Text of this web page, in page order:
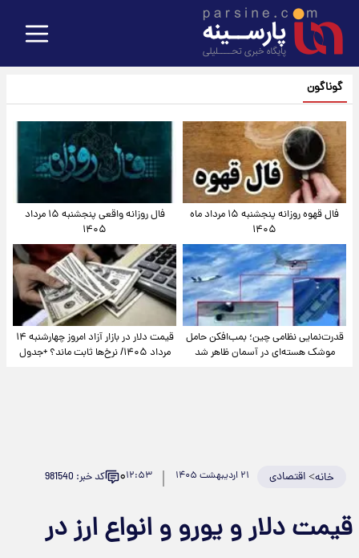
گوناگون
فال قهوه روزانه پنجشنبه ۱۵ مرداد ماه
۱۴۰۵
فال روزانه واقعی پنجشنبه ۱۵ مرداد
۱۴۰۵
قدرت‌نمایی نظامی چین؛ بمب‌افکن حامل
موشک هسته‌ای در آسمان ظاهر شد
قیمت دلار در بازار آزاد امروز چهارشنبه ۱۴
مرداد ۱۴۰۵/ نرخ‌ها ثابت ماند؟ +جدول
خانه>اقتصادی ۲۱ اردیبهشت ۱۴۰۵ ۱۲:۵۳۰ کد خبر: 981540
قیمت دلار و یورو و انواع ارز در